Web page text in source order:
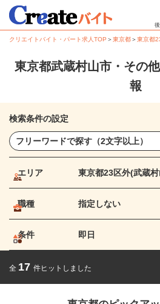
クリエイトバイト・パート求人TOP ＞東京都＞東京都
東京都武蔵村山市・その
報
検索条件の設定
エリア 東京都23区外(武蔵
職種 指定しない
条件 即日
全 17 件ヒットしました